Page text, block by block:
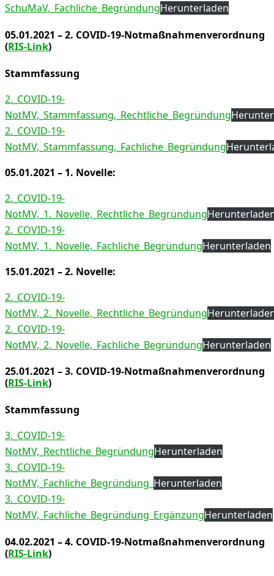
SchuMaV,_Fachliche_BegründungHerunterladen
05.01.2021 – 2. COVID-19-Notmaßnahmenverordnung
(RIS-Link)
Stammfassung
2._COVID-19-
NotMV,_Stammfassung,_Rechtliche_Begründung
2._COVID-19-
NotMV,_Stammfassung,_Fachliche_Begründung
05.01.2021 – 1. Novelle:
2._COVID-19-
NotMV,_1._Novelle,_Rechtliche_Begründung
2._COVID-19-
NotMV,_1._Novelle,_Fachliche_BegründungHerunterladen
15.01.2021 – 2. Novelle:
2._COVID-19-
NotMV,_2._Novelle,_Rechtliche_Begründung
2._COVID-19-
NotMV,_2._Novelle,_Fachliche_BegründungHerunterladen
25.01.2021 – 3. COVID-19-Notmaßnahmenverordnung
(RIS-Link)
Stammfassung
3._COVID-19-
NotMV,_Rechtliche_BegründungHerunterladen
3._COVID-19-
NotMV,_Fachliche_Begründung_ Herunterladen
3._COVID-19-
NotMV,_Fachliche_Begründung_ErgänzungHerunterladen
04.02.2021 – 4. COVID-19-Notmaßnahmenverordnung
(RIS-Link)